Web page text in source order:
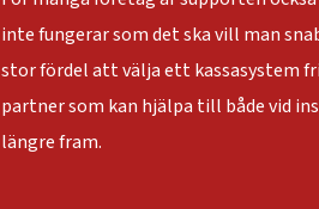
inte fungerar som det ska vill man
stor fördel att välja ett kassasystem
partner som kan hjälpa till både vid
längre fram.